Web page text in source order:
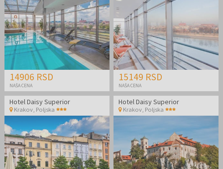
14906 RSD
NAŠA CENA
15149 RSD
NAŠA CENA
Hotel Daisy Superior
Krakov, Poljska
Hotel Daisy Superior
Krakov, Poljska